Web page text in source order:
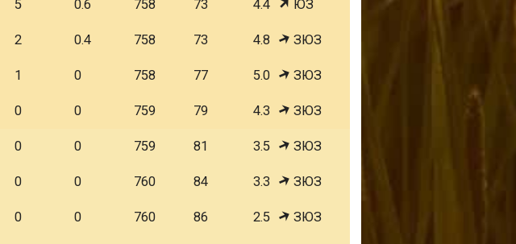
5 0.6 758 73 4.4 ЮЗ
2 0.4 758 73 4.8 ЗЮЗ
1 0 758 77 5.0 ЗЮЗ
0 0 759 79 4.3 ЗЮЗ
0 0 759 81 3.5 ЗЮЗ
0 0 760 84 3.3 ЗЮЗ
0 0 760 86 2.5 ЗЮЗ